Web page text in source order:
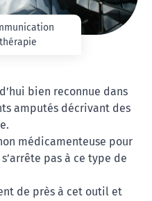
bien reconnue dans
amputés décrivant des
médicamenteuse pour
pas à ce type de
de près à cet outil et